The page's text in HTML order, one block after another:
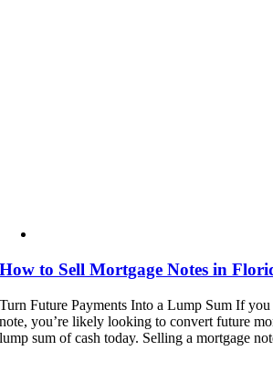
How to Sell Mortgage Notes in
Turn Future Payments Into a Lump Sum If
note, you’re likely looking to convert future
lump sum of cash today. Selling a mortgage